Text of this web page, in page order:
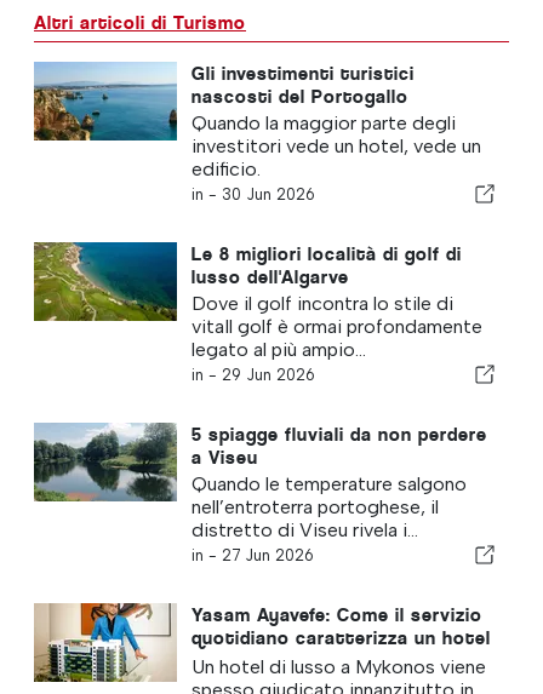
Altri articoli di Turismo
Gli investimenti turistici
nascosti del Portogallo
Quando la maggior parte degli
investitori vede un hotel, vede un
edificio.
in - 30 Jun 2026
Le 8 migliori località di golf di
lusso dell'Algarve
Dove il golf incontra lo stile di
vitaIl golf è ormai profondamente
legato al più ampio...
in - 29 Jun 2026
5 spiagge fluviali da non perdere
a Viseu
Quando le temperature salgono
nell’entroterra portoghese, il
distretto di Viseu rivela i...
in - 27 Jun 2026
Yasam Ayavefe: Come il servizio
quotidiano caratterizza un hotel
di lusso a Mykonos
Un hotel di lusso a Mykonos viene